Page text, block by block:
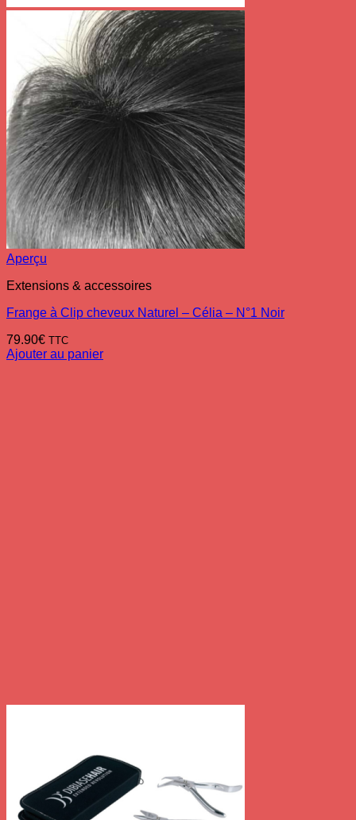
Aperçu
Extensions & accessoires
Frange à Clip cheveux Naturel – Célia – N°1 Noir
79.90€ TTC
Ajouter au panier